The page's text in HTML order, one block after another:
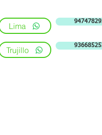
Lima
Trujillo